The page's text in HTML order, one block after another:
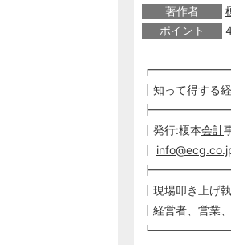
著作者
ポイント
┃知って得す
┃発行:榎本会計
┃現場叩き上げ
┃経営者、営業、